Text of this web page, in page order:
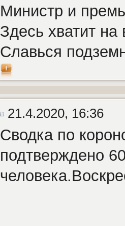
Министр и
Здесь хватит на
Славься
21.4.2020, 16:36
Сводка по
подтверждено